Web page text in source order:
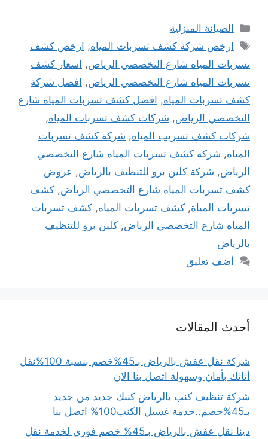
التصنيفات
الصيانة المنزلية
الوسوم
ارخص شركة كشف تسربات المياه, ارخص كشف
تسربات المياه شارع التخصصي الرياض, اسعار كشف
تسربات المياه شارع التخصصي الرياض, افضل شركة
كشف تسربات المياه, افضل كشف تسربات المياه شارع
التخصصي الرياض, شركات كشف تسربات المياه,
شركات كشف تسريب المياه, شركة كشف تسربات
المياه, شركة كشف تسربات المياه شارع التخصصي
الرياض, شركة كلين برو للتنظيف بالرياض, عروض
كشف تسربات المياه شارع التخصصي الرياض, كشف
تسربات المياة, كشف تسربات المياه, كشف تسربات
المياه شارع التخصصي الرياض, كلين برو للتنظيف
بالرياض
أضف تعليق
أحدث المقالات
شركة نقل عفش بالرياض بـ45%خصم بنسبة 100%نقل
أثاثك بأمان وسهولة اتصل بنا الان
شركة تنظيف كنب بالرياض كنبك جديد من جديد
بـ45%خصم..خدمة غسيل الكنب100% اتصل بنا
دينا نقل عفش بالرياض بـ45% خصم فوري لخدمة نقل